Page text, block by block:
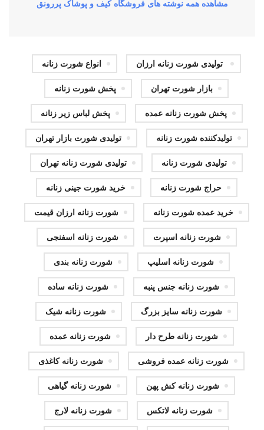
مشاهده همه نوشته های فروشگاه کیف و پوشاک پررونق
‏ تولیدی شورت زنانه ارزان انواع شورت زنانه
بازار شورت تهران پخش شورت زنانه
پخش شورت زنانه عمده ‏پخش لباس زیر زنانه
تولیدکننده شورت زنانه تولیدی شورت بازار تهران
تولیدی شورت زنانه تولیدی شورت زنانه تهران
حراج شورت زنانه خرید شورت جینی زنانه
خرید عمده شورت زنانه شورت زنانه ارزان قیمت
شورت زنانه اسپرت شورت زنانه اسفنجی
شورت زنانه اسلیپ شورت زنانه بندی
شورت زنانه جنس پنبه شورت زنانه ساده
شورت زنانه سایز بزرگ شورت زنانه شیک
شورت زنانه طرح دار شورت زنانه عمده
شورت زنانه عمده فروشی شورت زنانه کاغذی
شورت زنانه کش پهن شورت زنانه گیاهی
شورت زنانه لاتکس شورت زنانه لارج